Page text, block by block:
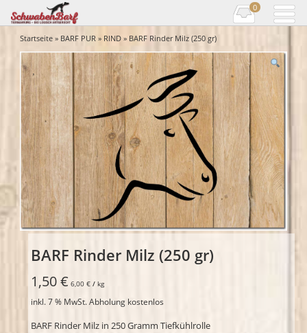
0
Startseite » BARF PUR » RIND » BARF Rinder Milz (250 gr)
BARF Rinder Milz (250 gr)
1,50€ 6,00 € / kg
inkl. 7 % MwSt.Abholung kostenlos
BARF Rinder Milz in 250 Gramm Tiefkühlrolle